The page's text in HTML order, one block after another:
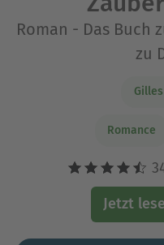
Roman - Das Buch
zu
Romance
Jetzt